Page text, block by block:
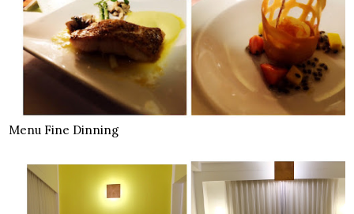
Menu Fine Dinning